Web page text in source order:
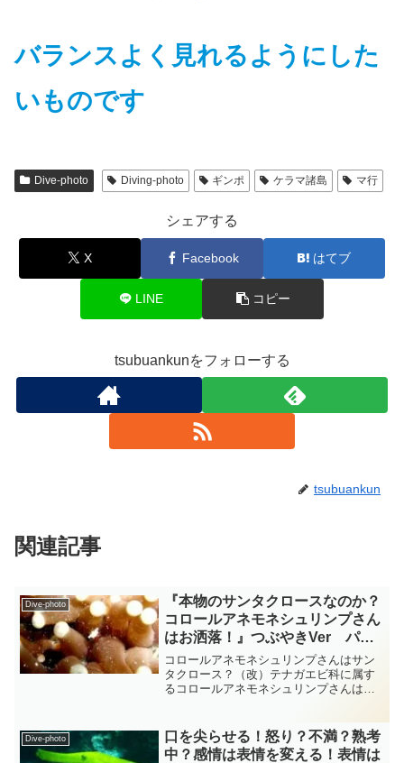
バランスよく見れるようにした
いものです
Dive-photo Diving-photo ギンポ ケラマ諸島 マ行
シェアする
X Facebook はてブ
LINE コピー
tsubuankunをフォローする
tsubuankun
関連記事
Dive-photo
『本物のサンタクロースなのか？
コロールアネモネシュリンプさん
はお洒落！』つぶやきVer パラ
オ ダイビング‐フォト‐
tsubuankun
コロールアネモネシュリンプさんはサン
タクロース？（改）テナガエビ科に属す
るコロールアネモネシュリンプさんは白
ビさんです・・・砂が舞い上がって汚く
なってしまい申し訳ない事...
Dive-photo
口を尖らせる！怒り？不満？熟考
中？感情は表情を変える！表情は